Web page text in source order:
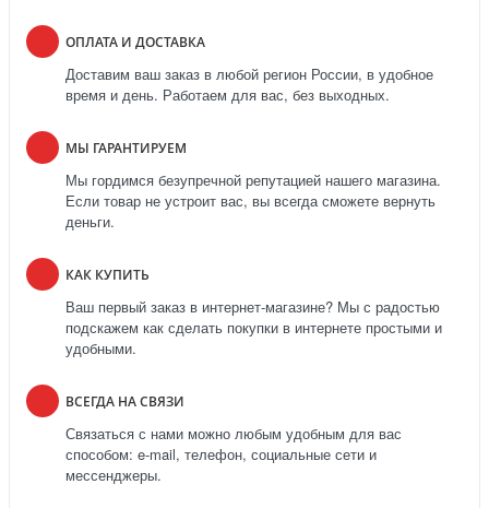
ОПЛАТА И ДОСТАВКА
Доставим ваш заказ в любой регион России, в удобное
время и день. Работаем для вас, без выходных.
МЫ ГАРАНТИРУЕМ
Мы гордимся безупречной репутацией нашего магазина.
Если товар не устроит вас, вы всегда сможете вернуть
деньги.
КАК КУПИТЬ
Ваш первый заказ в интернет-магазине? Мы с радостью
подскажем как сделать покупки в интернете простыми и
удобными.
ВСЕГДА НА СВЯЗИ
Связаться с нами можно любым удобным для вас
способом: e-mail, телефон, социальные сети и
мессенджеры.